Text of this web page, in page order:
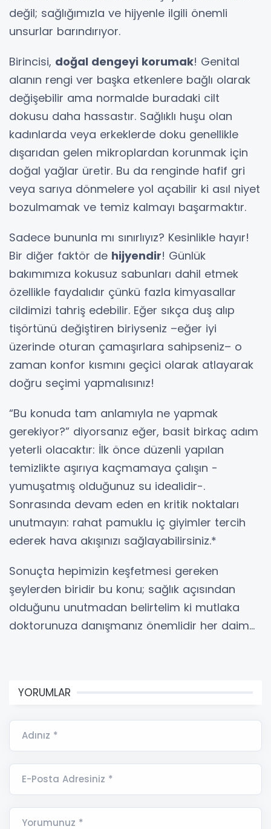
değil; sağlığımızla ve hijyenle ilgili önemli
unsurlar barındırıyor.
Birincisi, doğal dengeyi korumak! Genital
alanın rengi ver başka etkenlere bağlı olarak
değişebilir ama normalde buradaki cilt
dokusu daha hassastır. Sağlıklı huşu olan
kadınlarda veya erkeklerde doku genellikle
dışarıdan gelen mikroplardan korunmak için
doğal yağlar üretir. Bu da renginde hafif gri
veya sarıya dönmelere yol açabilir ki asıl niyet
bozulmamak ve temiz kalmayı başarmaktır.
Sadece bununla mı sınırlıyız? Kesinlikle hayır!
Bir diğer faktör de hijyendir! Günlük
bakımımıza kokusuz sabunları dahil etmek
özellikle faydalıdır çünkü fazla kimyasallar
cildimizi tahriş edebilir. Eğer sıkça duş alıp
tişörtünü değiştiren biriyseniz –eğer iyi
üzerinde oturan çamaşırlara sahipseniz– o
zaman konfor kısmını geçici olarak atlayarak
doğru seçimi yapmalısınız!
“Bu konuda tam anlamıyla ne yapmak
gerekiyor?” diyorsanız eğer, basit birkaç adım
yeterli olacaktır: İlk önce düzenli yapılan
temizlikte aşırıya kaçmamaya çalışın -
yumuşatmış olduğunuz su idealidir-.
Sonrasında devam eden en kritik noktaları
unutmayın: rahat pamuklu iç giyimler tercih
ederek hava akışınızı sağlayabilirsiniz.*
Sonuçta hepimizin keşfetmesi gereken
şeylerden biridir bu konu; sağlık açısından
olduğunu unutmadan belirtelim ki mutlaka
doktorunuza danışmanız önemlidir her daim…
YORUMLAR
Adınız *
E-Posta Adresiniz *
Yorumunuz *